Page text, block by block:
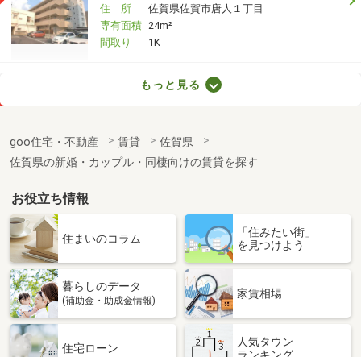
住 所
佐賀県佐賀市唐人１丁目
専有面積 24m²
間取り
1K
佐賀県鳥栖市本町２丁目
専有面積
50.78m²
間取り
1LDK
佐賀県佐賀市多布施３
価 格
4.50万円
佐賀県佐賀市多布施３
専有面積 20.81m²
間取り
佐賀県鳥栖市弥生が丘６丁目
もっと見る
goo住宅・不動産 賃貸
佐賀県
佐賀県の新婚・カップル・同棲向けの賃貸を探す
お役立ち情報
住まいのコラム
「住みたい街」
を見つけよう
暮らしのデータ
(補助金・助成金情報)
家賃相場
住宅ローン
人気タウン